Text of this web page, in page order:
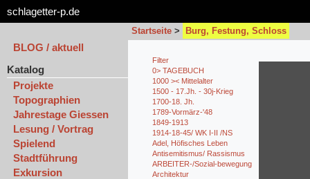
schlagetter-p.de
Startseite > Burg, Festung, Schloss
BLOG / aktuell
Katalog
Projekte
Topographien
Jahrestage Giessen
Lesung / Vortrag
Spielend
Stadtführung
Exkursion
Filter
0> TAGEBUCH
1000 >< Mittelalter
1500 - 17.Jh. - 30j-Krieg
1700-18. Jh.
1789-Vormärz-'48
1849-1913
1914-18-45/ WK I-II /NS
Adel, Höfisches Leben
Antisemitismus/ Rassismus
ARBEITER-/Sozial-bewegung
Architektur